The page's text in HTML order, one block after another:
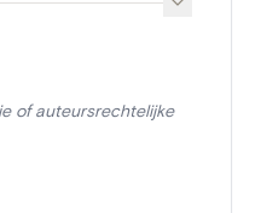
of auteursrechtelijke